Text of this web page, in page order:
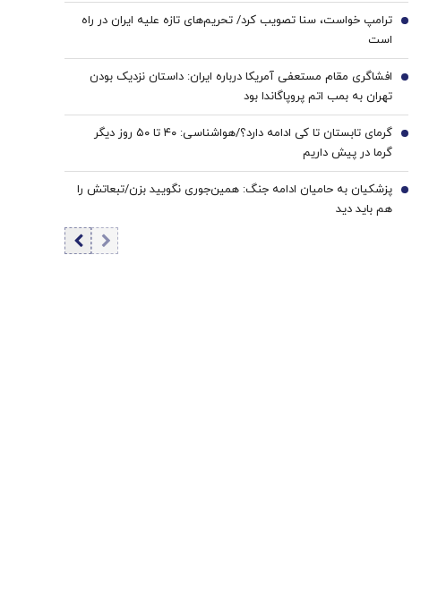
ترامپ خواست، سنا تصویب کرد/ تحریم‌های تازه علیه ایران در راه
است
7
افشاگری مقام مستعفی آمریکا درباره ایران: داستان نزدیک بودن
تهران به بمب اتم پروپاگاندا بود
8
گرمای تابستان تا کی ادامه دارد؟/هواشناسی: ۴۰ تا ۵۰ روز دیگر
گرما در پیش داریم
9
پزشکیان به حامیان ادامه جنگ: همین‌جوری نگویید بزن/تبعاتش را
هم باید دید
10